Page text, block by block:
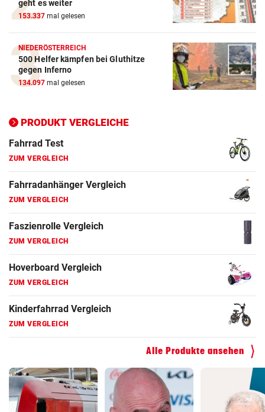
geht es weiter
153.337 mal gelesen
NIEDERÖSTERREICH
500 Helfer kämpfen bei Gluthitze
gegen Inferno
134.097 mal gelesen
PRODUKT VERGLEICHE
E-Bike Vergleich
ZUM VERGLEICH
Elektro-Scooter Vergleich
ZUM VERGLEICH
ZUM VERGLEICH
Fahrrad Test
ZUM VERGLEICH
Fahrradanhänger Vergleich
ZUM VERGLEICH
Faszienrolle Vergleich
ZUM VERGLEICH
Hoverboard Vergleich
ZUM VERGLEICH
Kinderfahrrad Vergleich
ZUM VERGLEICH
Alle Produkte ansehen